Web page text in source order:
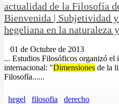
actualidad de la Filosofía
Bienvenida | Subjetividad
hegeliana en la naturaleza
01 de Octubre de 2013
... Estudios Filosóficos organizó el
internacional: "Dimensiones de la
Filosofía......
hegel filosofia derecho